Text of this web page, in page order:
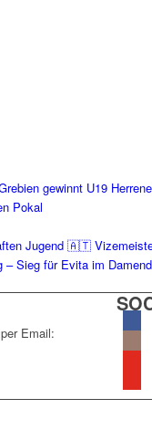
gewinnt U19
Pokal
Jugend 🇦🇹
– Sieg für Evita im
Email: